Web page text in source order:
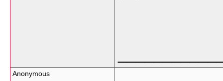
Anonymous